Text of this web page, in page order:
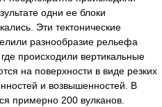
одни ее блоки
Эти тектонические
разнообразие рельефа
происходили вертикальные
на поверхности в виде резких
и возвышенностей. В
примерно 200 вулканов.